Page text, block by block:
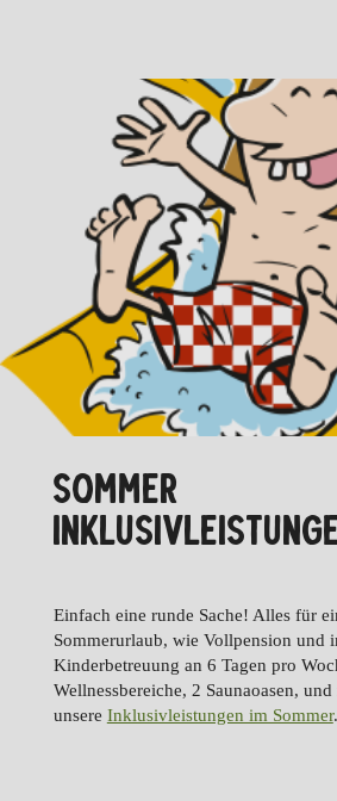
SOMMER
Einfach eine runde Sache! Alles für
Sommerurlaub, wie Vollpension und
Kinderbetreuung an 6 Tagen pro
Wellnessbereiche, 2 Saunaoasen,
unsere Inklusivleistungen im Sommer.